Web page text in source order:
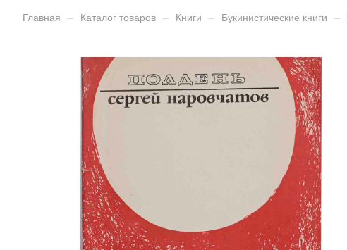
Главная – Каталог товаров – Книги – Букинистические книги –